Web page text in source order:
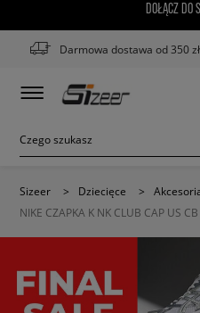
DOŁĄCZ DO
Darmowa dostawa od 350 zł
Sizeer > Dziecięce >
NIKE CZAPKA K NK CLUB CAP US